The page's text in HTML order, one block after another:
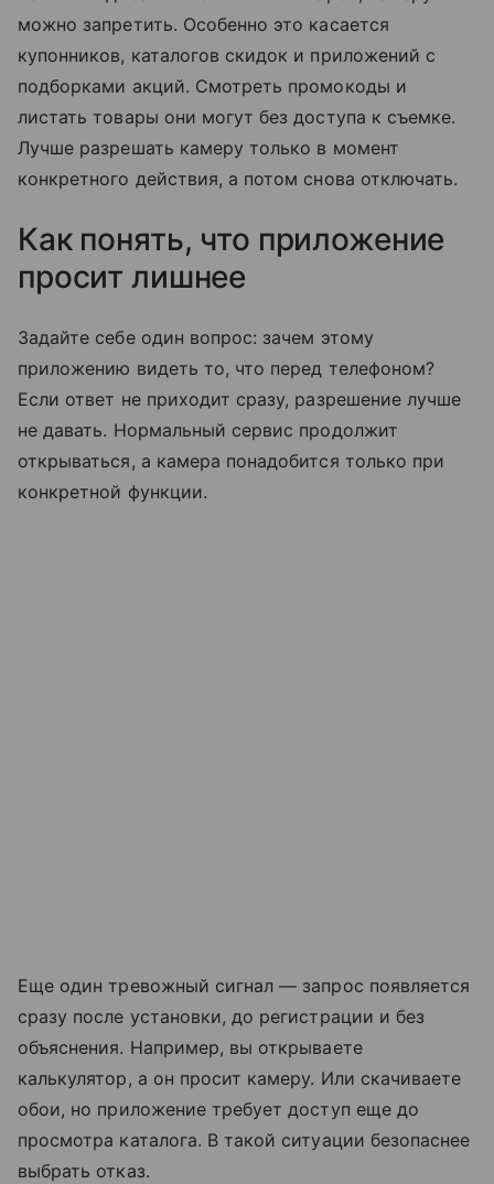
можно запретить. Особенно это касается
купонников, каталогов скидок и приложений с
подборками акций. Смотреть промокоды и
листать товары они могут без доступа к съемке.
Лучше разрешать камеру только в момент
конкретного действия, а потом снова отключать.
Как понять, что приложение
просит лишнее
Задайте себе один вопрос: зачем этому
приложению видеть то, что перед телефоном?
Если ответ не приходит сразу, разрешение лучше
не давать. Нормальный сервис продолжит
открываться, а камера понадобится только при
конкретной функции.
Еще один тревожный сигнал — запрос появляется
сразу после установки, до регистрации и без
объяснения. Например, вы открываете
калькулятор, а он просит камеру. Или скачиваете
обои, но приложение требует доступ еще до
просмотра каталога. В такой ситуации безопаснее
выбрать отказ.